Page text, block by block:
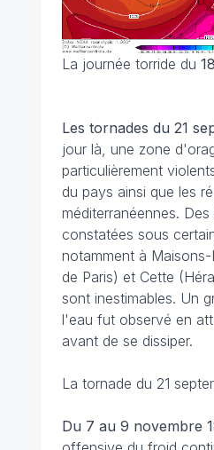
La journée torride du
Les tornades du 21
jour là, une zone
particulièrement
du pays ainsi que les
méditerranéennes.
constatées sous
notamment à
de Paris) et Cette
sont inestimables. Un
l'eau fut observé en
avant de se dissiper.
La tornade du 21
Du 7 au 9 novembre